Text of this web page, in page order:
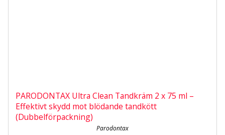
PARODONTAX Ultra Clean Tandkräm 2 x 75 ml –
Effektivt skydd mot blödande tandkött
(Dubbelförpackning)
Parodontax